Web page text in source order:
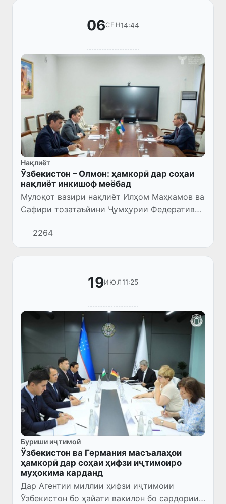
06СЕН14:44
Нақлиёт
Ӯзбекистон – Олмон: ҳамкорӣ дар соҳаи
нақлиёт инкишоф меёбад
Мулоқот вазири нақлиёт Илҳом Маҳкамов ва
Сафири тозатаъйини Ҷумҳурии Федеративии
Олмон дар кишвари мо Манфред Ҳутерер
баргузор гардид.
2264
19ИЮЛ11:25
Буриши иҷтимоӣ
Ўзбекистон ва Германия масъалаҳои
ҳамкорӣ дар соҳаи ҳифзи иҷтимоиро
муҳокима карданд
Дар Агентии миллии ҳифзи иҷтимоии
Ўзбекистон бо ҳайати вакилон бо сардории